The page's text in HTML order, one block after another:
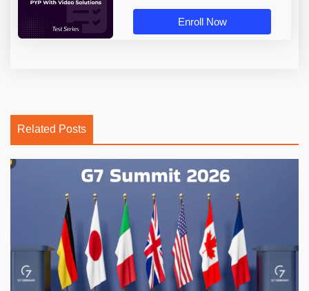
Enroll Now
Related Posts